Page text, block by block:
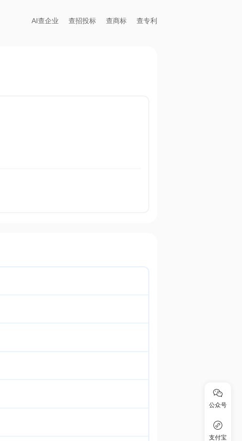
AI查企业 查招投标 查商标 查专利
公众号
支付宝